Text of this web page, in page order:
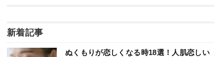
新着記事
ぬくもりが恋しくなる時18選！人肌恋しい